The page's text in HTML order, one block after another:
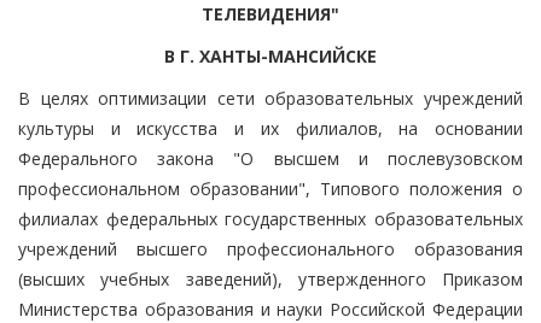
ТЕЛЕВИДЕНИЯ"
В Г. ХАНТЫ-МАНСИЙСКЕ
В целях оптимизации сети образовательных учреждений
культуры и искусства и их филиалов, на основании
Федерального закона "О высшем и послевузовском
профессиональном образовании", Типового положения о
филиалах федеральных государственных образовательных
учреждений высшего профессионального образования
(высших учебных заведений), утвержденного Приказом
Министерства образования и науки Российской Федерации